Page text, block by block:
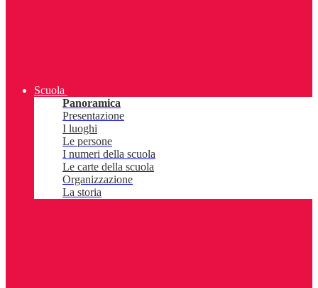
Scuola
Panoramica
Presentazione
I luoghi
Le persone
I numeri della scuola
Le carte della scuola
Organizzazione
La storia